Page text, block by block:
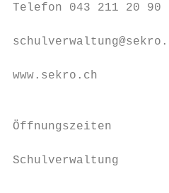
Telefon 043 211
www.sekro.ch
Öffnungszeiten
Schulverwaltung